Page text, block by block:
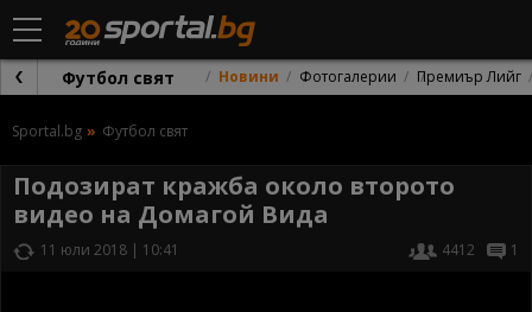
Футбол свят Новини Фотогалерии Премиър Лийг
Sportal.bg Футбол свят
Подозират кражба около второто
видео на Домагой Вида
11 юли 2018 | 10:41 4412 1